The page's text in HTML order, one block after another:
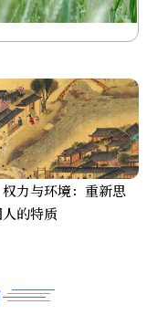
力与环境：重新思
的特质